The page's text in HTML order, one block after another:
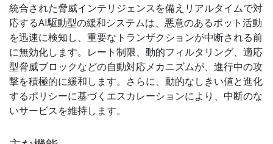
統合された脅威インテリジェンスを備えリアルタイムで対
応するAI駆動型の緩和システムは、悪意のあるボット活動
を迅速に検知し、重要なトランザクションが中断される前
に無効化します。レート制限、動的フィルタリング、適応
型脅威ブロックなどの自動対応メカニズムが、進行中の攻
撃を積極的に緩和します。さらに、動的なしきい値と進化
するポリシーに基づくエスカレーションにより、中断のな
いサービスを維持します。